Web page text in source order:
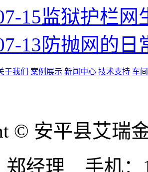
15监狱护栏网
13防抛网的日
于我们 案例展示 新闻中心 技术支持 车
© 安平县艾瑞
郑经理 手机：